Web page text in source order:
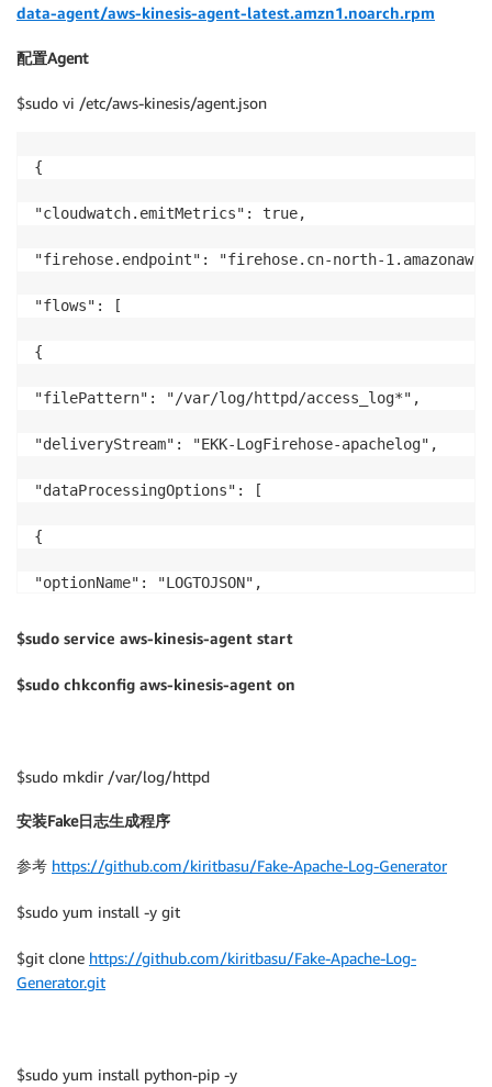
data-agent/aws-kinesis-agent-latest.amzn1.noarch.rpm
配置Agent
$sudo vi /etc/aws-kinesis/agent.json
{
"cloudwatch.emitMetrics": true,
"firehose.endpoint": "firehose.cn-north-
"flows": [
{
"filePattern": "/var/log/httpd/access_log*",
"deliveryStream": "EKK-LogFirehose-apachelog",
"dataProcessingOptions": [
{
"optionName": "LOGTOJSON",
"logFormat": "COMMONAPACHELOG"
}
]
$sudo service aws-kinesis-agent start
$sudo chkconfig aws-kinesis-agent on
$sudo mkdir /var/log/httpd
安装Fake日志生成程序
参考 https://github.com/kiritbasu/Fake-Apache-Log-Generator
$sudo yum install -y git
$git clone https://github.com/kiritbasu/Fake-Apache-Log-
Generator.git
$sudo yum install python-pip -y